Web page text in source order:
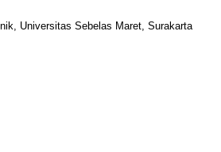
Universitas Sebelas Maret, Surakarta